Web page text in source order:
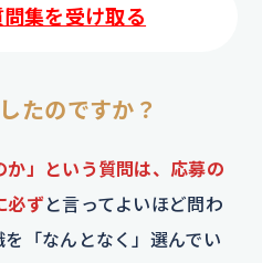
集を受け取る
たのですか？
」という質問は、 応募の
必ずと言ってよいほど問わ
「なんとなく」選んでい